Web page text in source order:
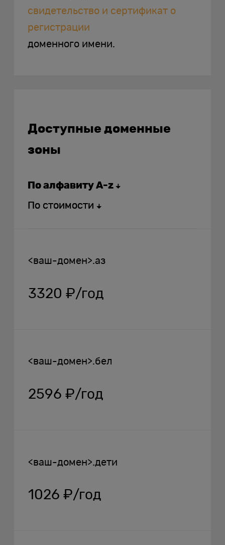
свидетельство и сертификат о
регистрации
доменного имени.
Доступные доменные
зоны
По алфавиту A-z
По стоимости
<ваш-домен>.аз
3320 ₽/год
<ваш-домен>.бел
2596 ₽/год
<ваш-домен>.дети
1026 ₽/год